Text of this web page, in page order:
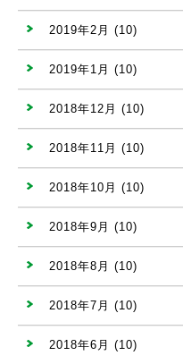
2019年2月 (10)
2019年1月 (10)
2018年12月 (10)
2018年11月 (10)
2018年10月 (10)
2018年9月 (10)
2018年8月 (10)
2018年7月 (10)
2018年6月 (10)